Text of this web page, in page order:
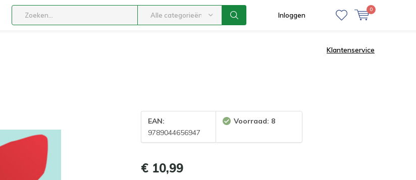
Alle categorieën Inloggen
0
Klantenservice
EAN:
9789044656947
Voorraad: 8
€ 10,99